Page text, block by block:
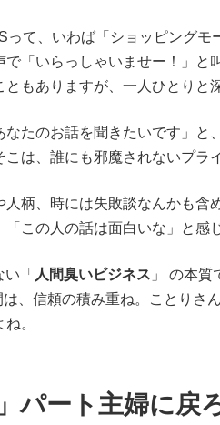
て、いわば「ショッピングモ
「いらっしゃいませー！」と
もありますが、一人ひとりと
たのお話を聞きたいです」と
は、誰にも邪魔されないプラ
柄、時には失敗談なんかも含
この人の話は面白いな」と感
「 人間臭いビジネス 」 の本
、信頼の積み重ね。ことりさ
。
パート主婦に戻